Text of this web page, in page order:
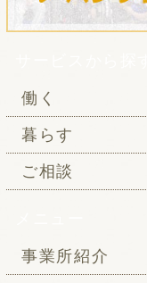
働く
暮らす
ご相談
事業所紹介